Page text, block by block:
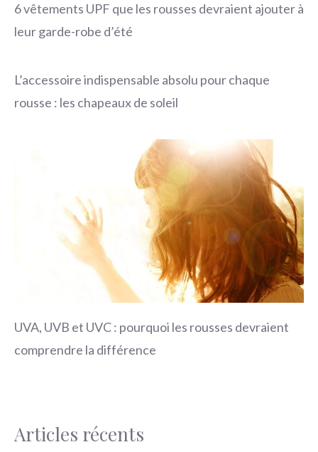
6 vêtements UPF que les rousses devraient ajouter à
leur garde-robe d’été
L’accessoire indispensable absolu pour chaque
rousse : les chapeaux de soleil
UVA, UVB et UVC : pourquoi les rousses devraient
comprendre la différence
Articles récents